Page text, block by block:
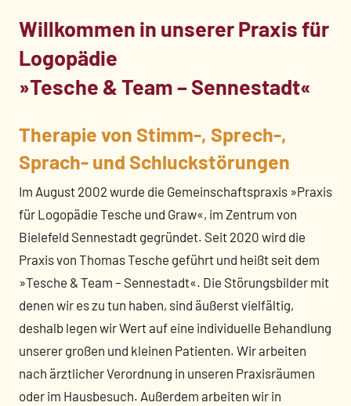
Willkommen in unserer Praxis für
Logopädie
»Tesche & Team – Sennestadt«
Therapie von Stimm-, Sprech-,
Sprach- und Schluckstörungen
Im August 2002 wurde die Gemeinschaftspraxis »Praxis
für Logopädie Tesche und Graw«, im Zentrum von
Bielefeld Sennestadt gegründet. Seit 2020 wird die
Praxis von Thomas Tesche geführt und heißt seit dem
»Tesche & Team – Sennestadt«. Die Störungsbilder mit
denen wir es zu tun haben, sind äußerst vielfältig,
deshalb legen wir Wert auf eine individuelle Behandlung
unserer großen und kleinen Patienten. Wir arbeiten
nach ärztlicher Verordnung in unseren Praxisräumen
oder im Hausbesuch. Außerdem arbeiten wir in